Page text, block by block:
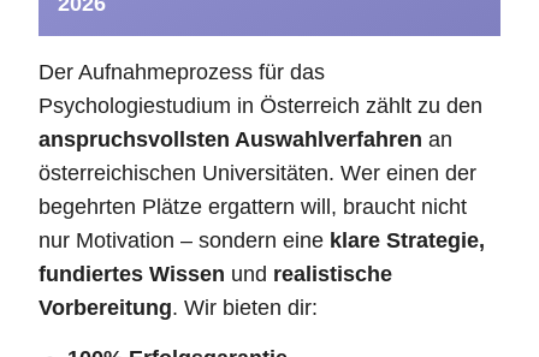
Der Aufnahmeprozess für das
Psychologiestudium in Österreich zählt zu den
anspruchsvollsten Auswahlverfahren an
österreichischen Universitäten. Wer einen der
begehrten Plätze ergattern will, braucht nicht
nur Motivation – sondern eine klare Strategie,
fundiertes Wissen und realistische
Vorbereitung. Wir bieten dir: